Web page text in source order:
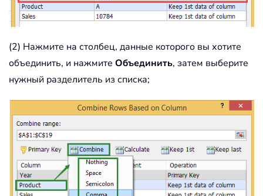
(2) Нажмите на столбец, данные которого вы хотите
объединить, и нажмите Объединить, затем выберите
нужный разделитель из списка;